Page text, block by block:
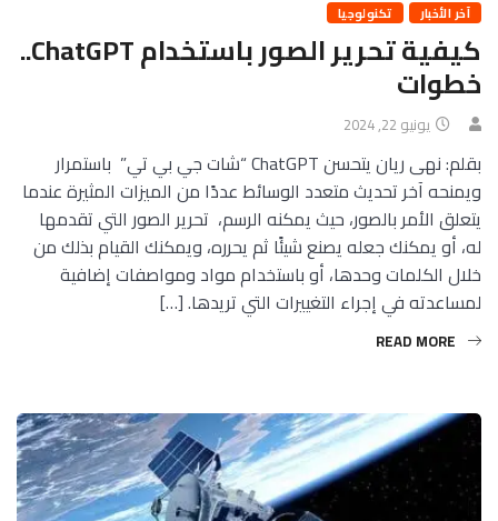
آخر الأخبار تكنولوجيا
كيفية تحرير الصور باستخدام ChatGPT..
خطوات
يونيو 22, 2024
بقلم: نهى ريان يتحسن ChatGPT “شات جي بي تي” باستمرار
ويمنحه آخر تحديث متعدد الوسائط عددًا من الميزات المثيرة عندما
يتعلق الأمر بالصور، حيث يمكنه الرسم، تحرير الصور التي تقدمها
له، أو يمكنك جعله يصنع شيئًا ثم يحرره، ويمكنك القيام بذلك من
خلال الكلمات وحدها، أو باستخدام مواد ومواصفات إضافية
لمساعدته في إجراء التغييرات التي تريدها. […]
READ MORE